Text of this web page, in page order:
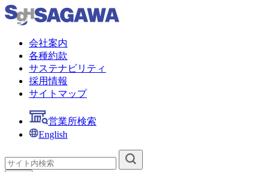
会社案内
各種約款
サステナビリティ
採用情報
サイトマップ
営業所検索
English